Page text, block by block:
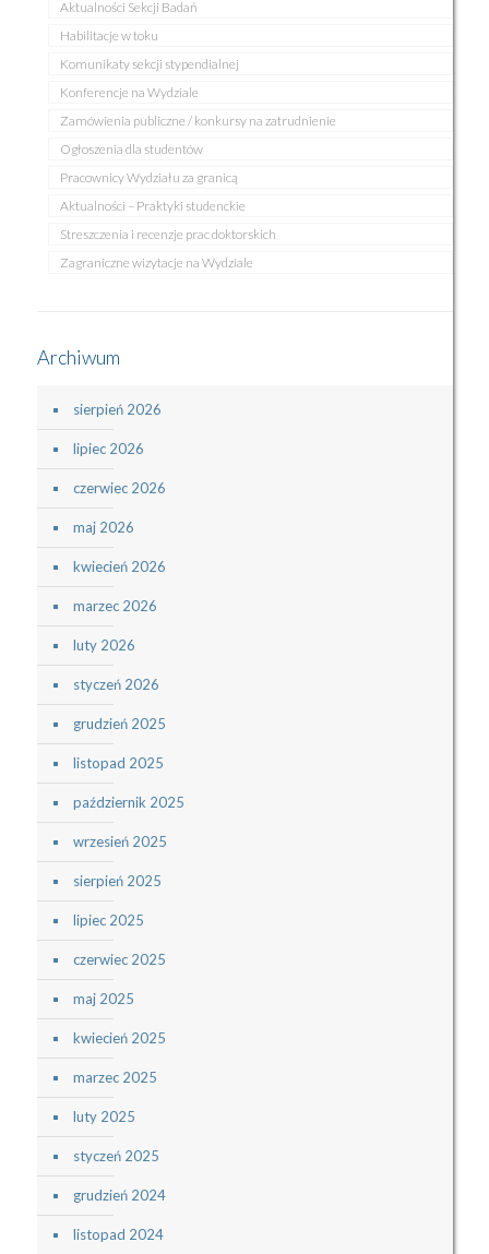
Aktualności Sekcji Badań
Habilitacje w toku
Komunikaty sekcji stypendialnej
Konferencje na Wydziale
Zamówienia publiczne / konkursy na zatrudnienie
Ogłoszenia dla studentów
Pracownicy Wydziału za granicą
Aktualności – Praktyki studenckie
Streszczenia i recenzje prac doktorskich
Zagraniczne wizytacje na Wydziale
Archiwum
sierpień 2026
lipiec 2026
czerwiec 2026
maj 2026
kwiecień 2026
marzec 2026
luty 2026
styczeń 2026
grudzień 2025
listopad 2025
październik 2025
wrzesień 2025
sierpień 2025
lipiec 2025
czerwiec 2025
maj 2025
kwiecień 2025
marzec 2025
luty 2025
styczeń 2025
grudzień 2024
listopad 2024